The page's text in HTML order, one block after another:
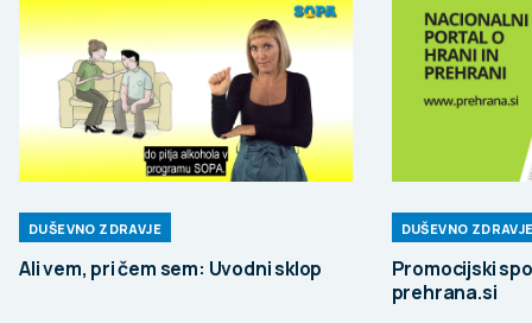
DUŠEVNO ZDRAVJE
Ali vem, pri čem sem: Uvodni sklop
DUŠEVNO
Promocijski
prehrana.si